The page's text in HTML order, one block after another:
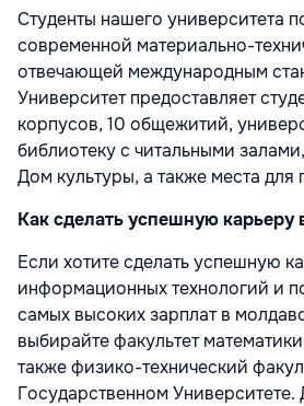
Студенты нашего университета
современной материально-
отвечающей международным
Университет предоставляет
корпусов, 10 общежитий,
библиотеку с читальными
Дом культуры, а также места для
Как сделать успешную карьеру
Если хотите сделать успешную
информационных технологий и
самых высоких зарплат в
выбирайте факультет
также физико-технический
Государственном Университете.